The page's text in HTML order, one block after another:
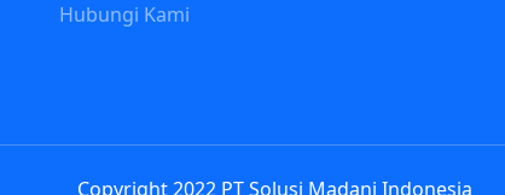
Hubungi Kami
Copyright 2022 PT Solusi Madani Indonesia